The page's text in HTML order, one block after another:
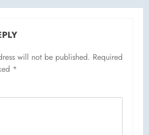
will not be published. Required
*